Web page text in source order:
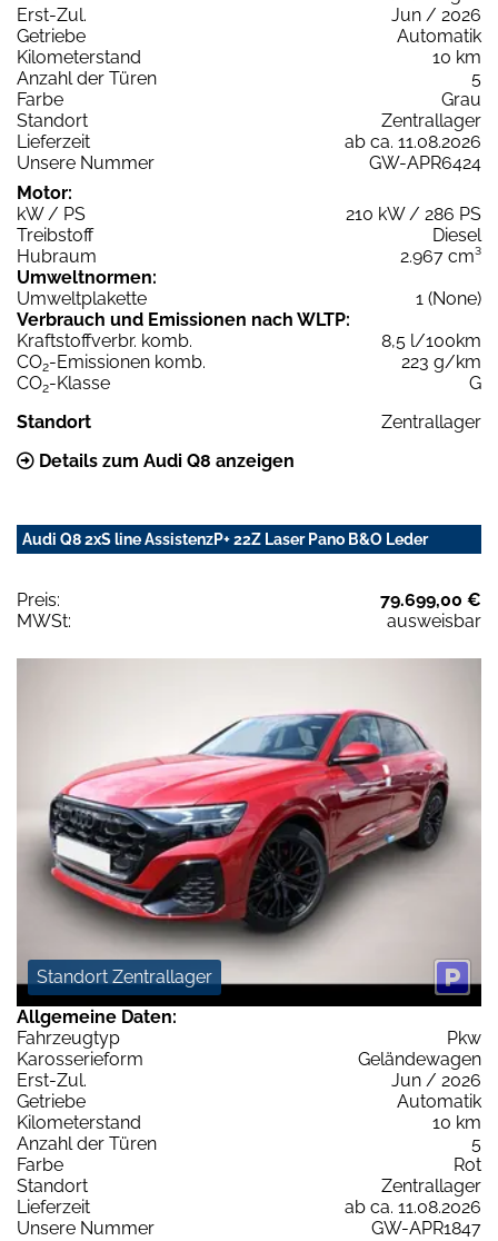
Erst-Zul.
Jun / 2026
Getriebe
Automatik
Kilometerstand
10 km
Anzahl der Türen
5
Farbe
Grau
Standort
Zentrallager
Lieferzeit
ab ca. 11.08.2026
Unsere Nummer
GW-APR6424
Motor:
kW / PS
210 kW / 286 PS
Treibstoff
Diesel
Hubraum
2.967 cm³
Umweltnormen:
Umweltplakette
1 (None)
Verbrauch und Emissionen nach WLTP:
Kraftstoffverbr. komb.
8,5 l/100km
CO2-Emissionen komb.
223 g/km
CO2-Klasse
G
Standort
Zentrallager
Details zum Audi Q8 anzeigen
Audi Q8 2xS line AssistenzP+ 22Z Laser Pano B&O Leder
Preis:
79.699,00 €
MWSt:
ausweisbar
Standort Zentrallager
Allgemeine Daten:
Fahrzeugtyp
Pkw
Karosserieform
Geländewagen
Erst-Zul.
Jun / 2026
Getriebe
Automatik
Kilometerstand
10 km
Anzahl der Türen
5
Farbe
Rot
Standort
Zentrallager
Lieferzeit
ab ca. 11.08.2026
Unsere Nummer
GW-APR1847